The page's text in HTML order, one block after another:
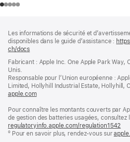
de
page
de
bas
page
Les informations de sécurité et
disponibles dans le guide d’assistance :
ch/docs
une
fenêtre)
Fabricant : Apple Inc. One Apple Park Way,
Unis.
Responsable pour l’Union européenne :
Limited, Hollyhill Industrial Estate, Hollyhill,
apple.com(s’ouvre
une
nouvelle
fenêtre)
Pour connaître les montants couverts par
de gestion des batteries usagées, consultez
regulatoryinfo.apple.com/regulation1542
º Pour en savoir plus, rendez‑vous sur